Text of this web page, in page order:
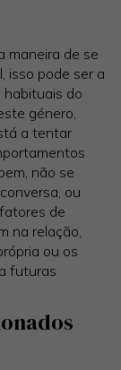
maneira de se
isso pode ser a
habituais do
género,
a tentar
não se
ou
de
na relação,
ou os
futuras